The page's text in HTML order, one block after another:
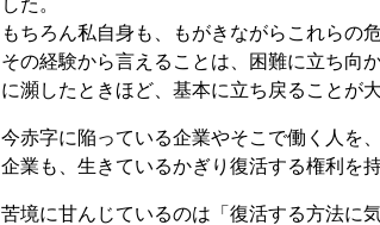
した。
もちろん私自身も、もがきながらこれらの
その経験から言えることは、困難に立ち向
に瀕したときほど、基本に立ち戻ることが
今赤字に陥っている企業やそこで働く人を
企業も、生きているかぎり復活する権利を
苦境に甘んじているのは「復活する方法に